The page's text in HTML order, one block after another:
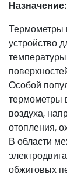
Назначение:
Термометры
устройство
Особой
термометры
воздуха,
отопления,
В области
обжиговых